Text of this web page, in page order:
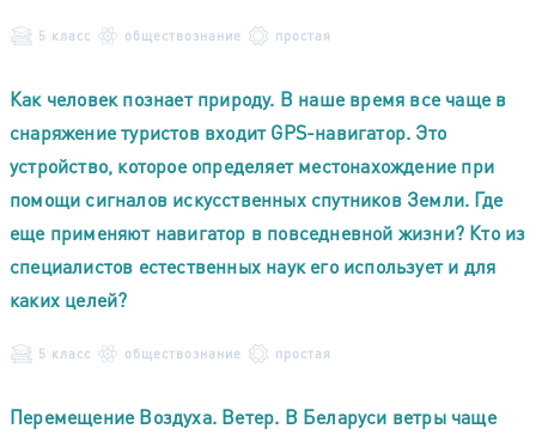
5 класс обществознание простая
Как человек познает природу. В наше время все чаще в
снаряжение туристов входит GPS-навигатор. Это
устройство, которое определяет местонахождение при
помощи сигналов искусственных спутников Земли. Где
еще применяют навигатор в повседневной жизни? Кто из
специалистов естественных наук его использует и для
каких целей?
5 класс обществознание простая
Перемещение Воздуха. Ветер. В Беларуси ветры чаще